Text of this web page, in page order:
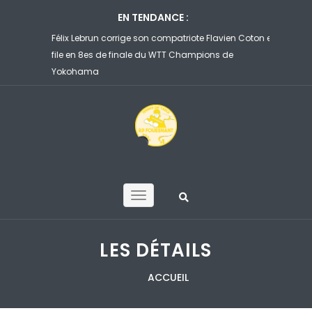
EN TENDANCE :
Félix Lebrun corrige son compatriote Flavien Coton et
file en 8es de finale du WTT Champions de
Yokohama
LES DÉTAILS
ACCUEIL